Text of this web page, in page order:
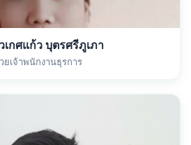
เกศแก้ว บุตรศรีภูเภา
ยเจ้าพนักงานธุรการ